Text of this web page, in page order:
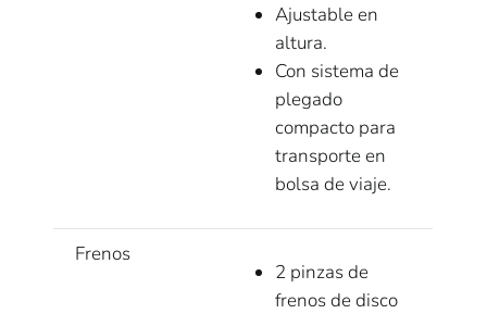
Ajustable en
altura.
Con sistema de
plegado
compacto para
transporte en
bolsa de viaje.
Frenos
2 pinzas de
frenos de disco